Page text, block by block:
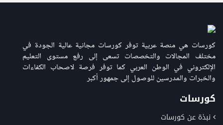
كورسات هي منصة عربية توفر كورسات مجانية عالية الجودة في
مختلف المجالات والتخصصات تسعى إلى رفع مستوى التعليم
الإلكتروني في الوطن العربي كما توفر فرصة لاصحاب الكفاءات
والخبرات والمدرسين للوصول إلى جمهور أكبر
كورسات
نبذة عن كورسات